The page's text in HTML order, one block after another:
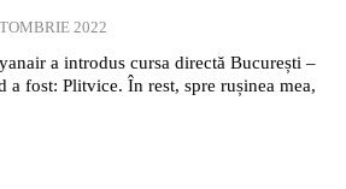
2022
a introdus cursa directă București –
a fost: Plitvice. În rest, spre rușinea mea,